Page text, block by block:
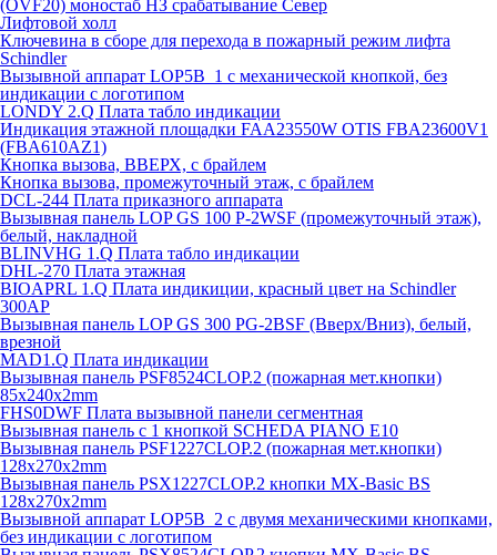
(OVF20) моностаб НЗ срабатывание Cевер
Лифтовой холл
Ключевина в сборе для перехода в пожарный режим лифта
Schindler
Вызывной аппарат LOP5B_1 с механической кнопкой, без
индикации с логотипом
LONDY 2.Q Плата табло индикации
Индикация этажной площадки FAA23550W OTIS FBA23600V1
(FBA610AZ1)
Кнопка вызова, ВВЕРХ, с брайлем
Кнопка вызова, промежуточный этаж, с брайлем
DCL-244 Плата приказного аппарата
Вызывная панель LOP GS 100 P-2WSF (промежуточный этаж),
белый, накладной
BLINVHG 1.Q Плата табло индикации
DHL-270 Плата этажная
BIOAPRL 1.Q Плата индикиции, красный цвет на Schindler
300AP
Вызывная панель LOP GS 300 PG-2BSF (Вверх/Вниз), белый,
врезной
MAD1.Q Плата индикации
Вызывная панель PSF8524CLOP.2 (пожарная мет.кнопки)
85х240х2mm
FHS0DWF Плата вызывной панели сегментная
Вызывная панель с 1 кнопкой SCHEDA PIANO E10
Вызывная панель PSF1227CLOP.2 (пожарная мет.кнопки)
128х270х2mm
Вызывная панель PSX1227CLOP.2 кнопки MX-Basic BS
128х270х2mm
Вызывной аппарат LOP5B_2 с двумя механическими кнопками,
без индикации с логотипом